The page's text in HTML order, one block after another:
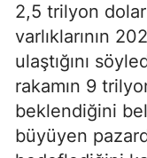
2,5 trilyon
varlıklarının
ulaştığını
rakamın 9
beklendiğini
büyüyen